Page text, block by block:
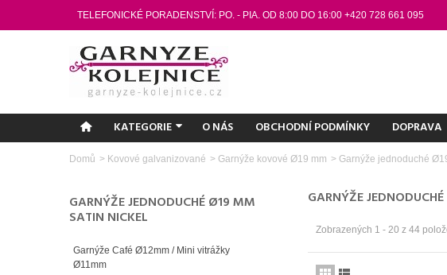
TELEFONICKÉ PORADENSTVÍ: PO. - PIA. OD 8:00 DO 16:00 +420 728 661 095
KATEGORIE O NÁS OBCHODNÍ PODMÍNKY DOPRAVA
Domů > Kovové galvanizované > Garnýže kovové Ø19 mm > Garnýže jednoduché
GARNÝŽE JEDNODUCHÉ Ø19 MM
SATIN NICKEL
Garnýže Café Ø12mm / Mini vitrážky
Ø11mm
GARNÝŽE
Zobrazených 1 - 20 z 44